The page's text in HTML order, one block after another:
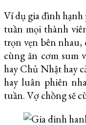
Ví dụ gia đình
tuần mọi thành
trọn vẹn bên nhau,
cùng ăn cơm sum
hay Chủ Nhật hay
hay luân phiên
tuần. Vợ chồng sẽ